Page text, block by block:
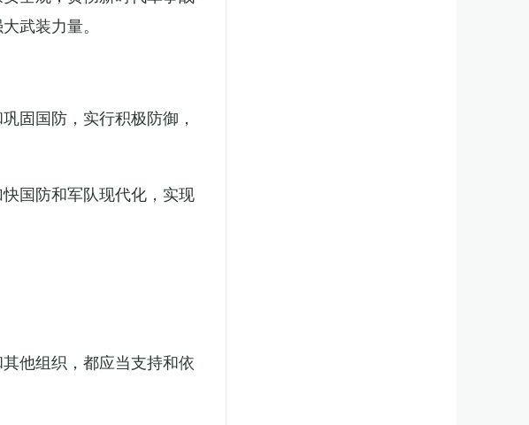
武装力量。
固国防，实行积极防御，
国防和军队现代化，实现
他组织，都应当支持和依